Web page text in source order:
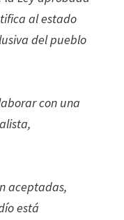
al estado
del pueblo
con una
aceptadas,
está